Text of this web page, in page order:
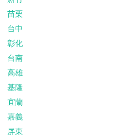
苗栗
台中
彰化
台南
高雄
基隆
宜蘭
嘉義
屏東